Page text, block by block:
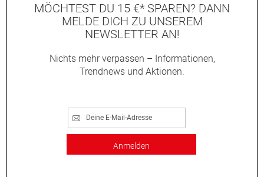
MÖCHTEST DU 15 €* SPAREN? DANN
MELDE DICH ZU UNSEREM
NEWSLETTER AN!
Nichts mehr verpassen – Informationen,
Trendnews und Aktionen.
Anmelden